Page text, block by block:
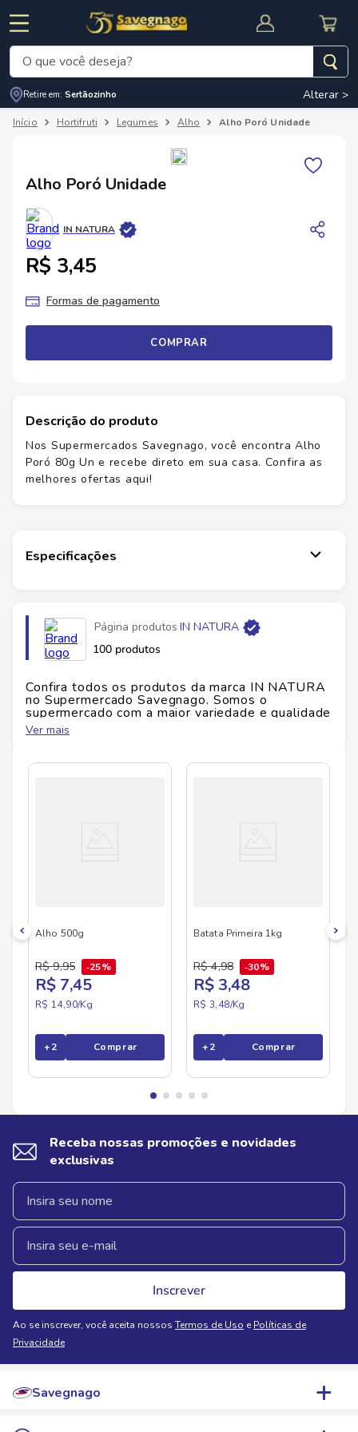
CUPOM DE DESCONTO
O que você deseja?
Retire em: Sertãozinho Alterar >
Hortifruti Legumes Alho Alho Poró Unidade
Alho Poró Unidade
IN NATURA
R$ 3,45
Formas de pagamento
COMPRAR
Descrição do produto
Nos Supermercados Savegnago, você encontra Alho
Poró 80g Un e recebe direto em sua casa. Confira as
melhores ofertas aqui!
Especificações
Página produtos IN NATURA
100 produtos
Confira todos os produtos da marca IN NATURA
no Supermercado Savegnago. Somos o
supermercado com a maior variedade e qualidade
do Brasil!
de produtos IN NATURA , confira abaixo:
Ver mais
Alho 500g
R$ 9,95 25%
R$ 7,45
R$ 14,90/Kg
+2 Comprar
Batata Primeira 1kg
R$ 4,98 30%
R$ 3,48
R$ 3,48/Kg
+2 Comprar
Receba nossas promoções e novidades
exclusivas
Inscrever
Ao se inscrever, você aceita nossos Termos de Uso e Políticas de
Privacidade
Savegnago
Termos mais buscados
3º
cerveja
4º
carne
5º arroz